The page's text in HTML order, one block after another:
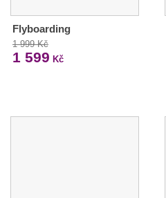
Flyboarding
1 999 Kč
1 599 Kč